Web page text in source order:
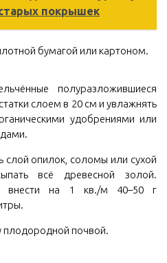
покрышек
бумагой или картоном.
полуразложившиеся
слоем в 20 см и увлажнять
удобрениями или
слой опилок, соломы или сухой
всё древесной золой.
внести на 1 кв./м 40–50 г
плодородной почвой.